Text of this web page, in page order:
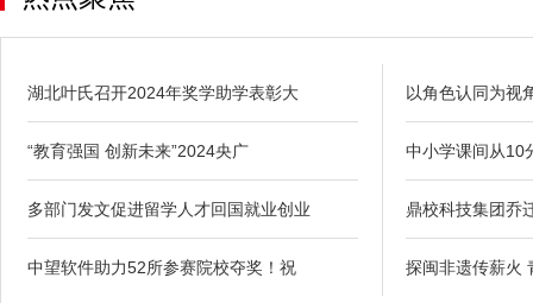
湖北叶氏召开2024年奖学助学表彰大
“教育强国 创新未来”2024央广
多部门发文促进留学人才回国就业创业
中望软件助力52所参赛院校夺奖！祝
以角色认同为视
中小学课间从10
鼎校科技集团乔
探闽非遗传薪火